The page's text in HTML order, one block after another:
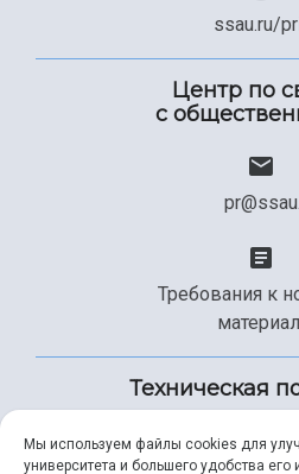
ssau.ru/
Центр по
с
Требования к
Техническая
Мы используем файлы cookies для
университета и большего удобства его